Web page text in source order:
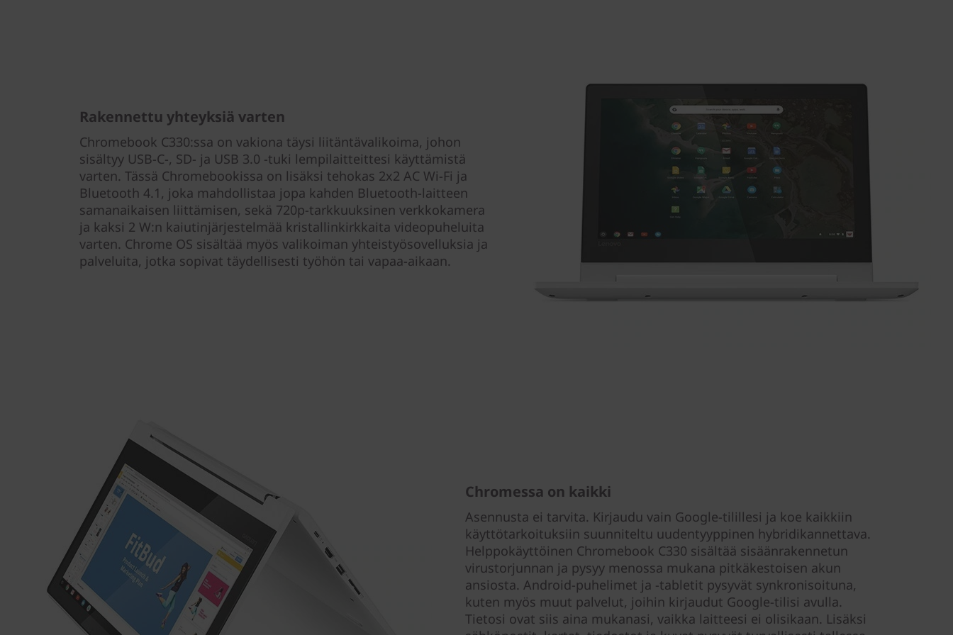
Rakennettu yhteyksiä varten
Chromebook C330:ssa on vakiona täysi liitäntävalikoima, johon
sisältyy USB-C-, SD- ja USB 3.0 -tuki lempilaitteittesi käyttämistä
varten. Tässä Chromebookissa on lisäksi tehokas 2x2 AC Wi-Fi ja
Bluetooth 4.1, joka mahdollistaa jopa kahden Bluetooth-laitteen
samanaikaisen liittämisen, sekä 720p-tarkkuuksinen verkkokamera
ja kaksi 2 W:n kaiutinjärjestelmää kristallinkirkkaita videopuheluita
varten. Chrome OS sisältää myös valikoiman yhteistyösovelluksia ja
palveluita, jotka sopivat täydellisesti työhön tai vapaa-aikaan.
Chromessa on kaikki
Asennusta ei tarvita. Kirjaudu vain Google-tilillesi ja koe kaikkiin
käyttötarkoituksiin suunniteltu uudentyyppinen hybridikannettava.
Helppokäyttöinen Chromebook C330 sisältää sisäänrakennetun
virustorjunnan ja pysyy menossa mukana pitkäkestoisen akun
ansiosta. Android-puhelimet ja -tabletit pysyvät synkronisoituna,
kuten myös muut palvelut, joihin kirjaudut Google-tilisi avulla.
Tietosi ovat siis aina mukanasi, vaikka laitteesi ei olisikaan. Lisäksi